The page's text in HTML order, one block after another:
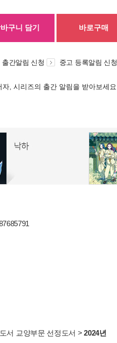
구니 담기 바로구매
출간알림 신청 중고 등록알림 신청
자, 시리즈의 출간 알림을 받아보세요
서 교양부문 선정도서 >2024년